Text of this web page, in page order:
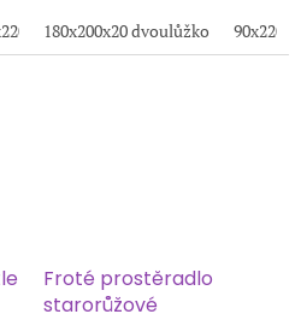
200x220x20 100x200x20
používána kvalitní froté
tkanina s...
180x200x20 dvoulůžko
Froté prostěradlo
starorůžové